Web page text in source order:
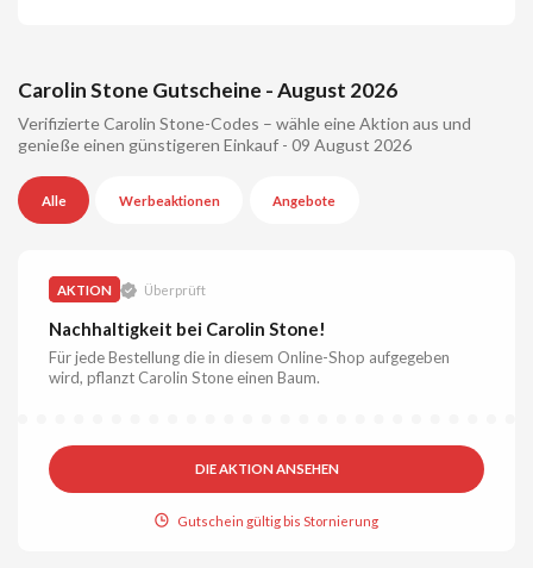
Carolin Stone Gutscheine - August 2026
Verifizierte Carolin Stone-Codes – wähle eine Aktion aus und
genieße einen günstigeren Einkauf - 09 August 2026
Alle Werbeaktionen Angebote
AKTION Überprüft
Nachhaltigkeit bei Carolin Stone!
Für jede Bestellung die in diesem Online-Shop aufgegeben
wird, pflanzt Carolin Stone einen Baum.
DIE AKTION ANSEHEN
Gutschein gültig bis Stornierung